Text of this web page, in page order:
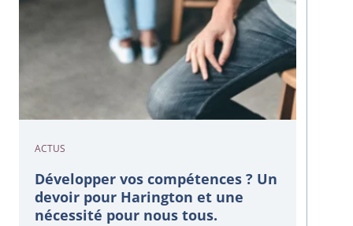
ACTUS
Développer vos compétences ? Un
devoir pour Harington et une
nécessité pour nous tous.